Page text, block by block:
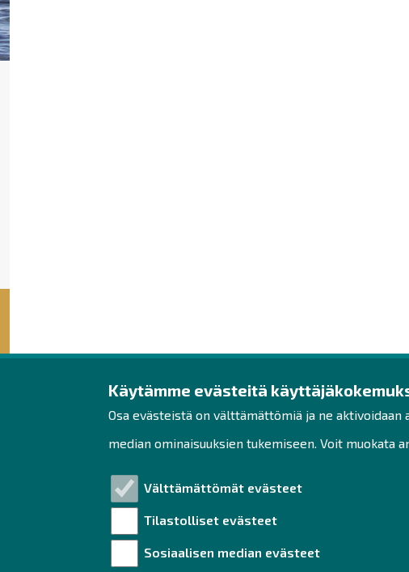
Käytämme evästeitä
Osa evästeistä on välttämättömiä ja ne
median ominaisuuksien tukemiseen. Voit muokata
Välttämättömät evästeet
Tilastolliset evästeet
Sosiaalisen median evästeet
Raahen seudun kehitys
Rantakatu 5 D 2. kerros
92100 Raahe
Puh. 044 439 3288